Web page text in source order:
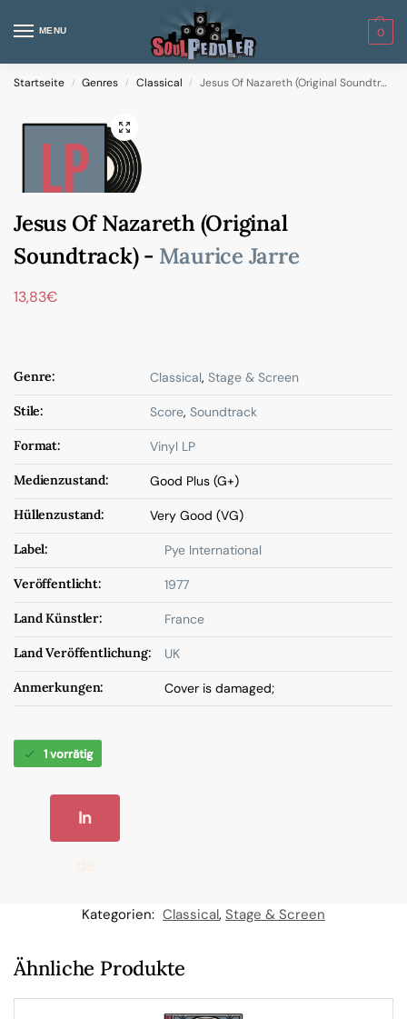
MENU 0
Startseite / Genres / Classical / Jesus Of Nazareth (Original Soundtrack)
Jesus Of Nazareth (Original
Soundtrack) - Maurice Jarre
13,83€
Genre: Classical, Stage & Screen
Stile: Score, Soundtrack
Format: Vinyl LP
Medienzustand: Good Plus (G+)
Hüllenzustand: Very Good (VG)
Label: Pye International
Veröffentlicht: 1977
Land Künstler: France
Land Veröffentlichung: UK
Anmerkungen: Cover is damaged;
1 vorrätig
In
n
W
Kategorien: Classical, Stage & Screen
Ähnliche Produkte